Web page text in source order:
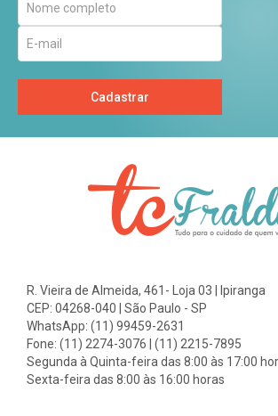
Cadastrar
R. Vieira de Almeida, 461- Loja 03 | Ipiranga
CEP: 04268-040 | São Paulo - SP
WhatsApp: (11) 99459-2631
Fone: (11) 2274-3076 | (11) 2215-7895
Segunda à Quinta-feira das 8:00 às 17:00
Sexta-feira das 8:00 às 16:00 horas